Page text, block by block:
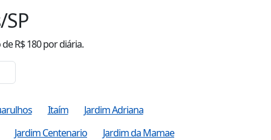
de R$180por diária.
Itaím
Jardim Adriana
Jardim Centenario
Jardim da Mamae